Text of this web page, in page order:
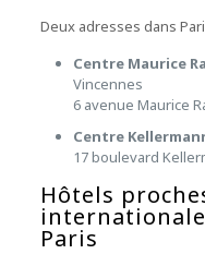
Deux adresses dans
Centre Maurice
Vincennes
6 avenue Maurice
Centre
17 boulevard
Hôtels
Paris